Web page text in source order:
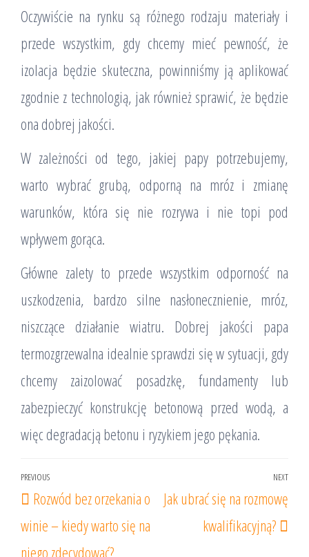
Oczywiście na rynku są różnego rodzaju materiały i
przede wszystkim, gdy chcemy mieć pewność, że
izolacja będzie skuteczna, powinniśmy ją aplikować
zgodnie z technologią, jak również sprawić, że będzie
ona dobrej jakości.
W zależności od tego, jakiej papy potrzebujemy,
warto wybrać grubą, odporną na mróz i zmianę
warunków, która się nie rozrywa i nie topi pod
wpływem gorąca.
Główne zalety to przede wszystkim odporność na
uszkodzenia, bardzo silne nasłonecznienie, mróz,
niszczące działanie wiatru. Dobrej jakości papa
termozgrzewalna idealnie sprawdzi się w sytuacji, gdy
chcemy zaizolować posadzkę, fundamenty lub
zabezpieczyć konstrukcję betonową przed wodą, a
więc degradacją betonu i ryzykiem jego pękania.
Nawigacja
wpisu
Previous
Post
PREVIOUS
Rozwód bez orzekania o
winie – kiedy warto się na
niego zdecydować?
NEXT
Jak ubrać się na rozmowę
kwalifikacyjną?